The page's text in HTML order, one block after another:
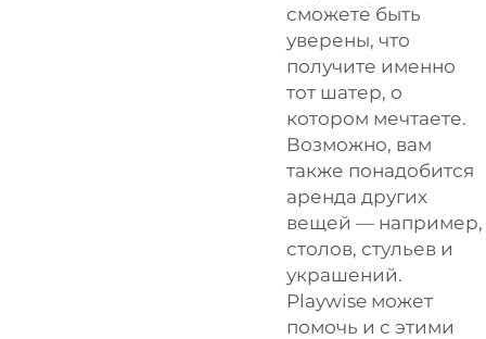
сможете быть
уверены, что
получите именно
тот шатер, о
котором мечтаете.
Возможно, вам
также понадобится
аренда других
вещей — например,
столов, стульев и
украшений.
Playwise может
помочь и с этими